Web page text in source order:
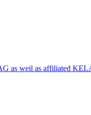
as weil as affiliated